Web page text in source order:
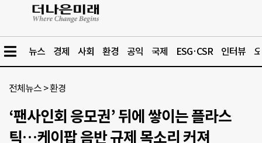
뉴스 경제 사회 환경 공익 국제 ESG·CSR 인터뷰
전체뉴스 >환경
‘팬사인회 응모권’ 뒤에 쌓이는 플라스
틱…케이팝 음반 규제 목소리 커져